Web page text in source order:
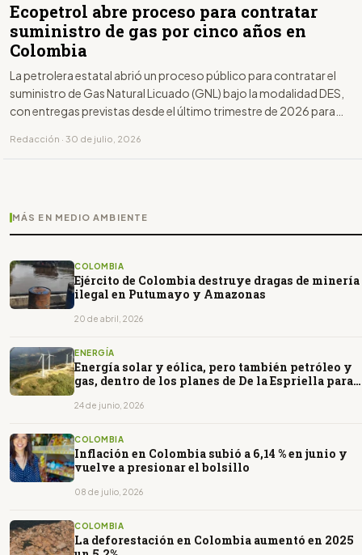
Ecopetrol abre proceso para contratar
suministro de gas por cinco años en
Colombia
La petrolera estatal abrió un proceso público para contratar el
suministro de Gas Natural Licuado (GNL) bajo la modalidad DES,
con entregas previstas desde el último trimestre de 2026 para
Redacción · 30 de julio, 2026
MÁS EN MEDIO AMBIENTE
COLOMBIA
Ejército de Colombia destruye dragas de minería
ilegal en Putumayo y Amazonas
20 de abril, 2026
ENERGÍA
Energía solar y eólica, pero también petróleo y
gas, dentro de los planes de De la Espriella para
24 de junio, 2026
COLOMBIA
Inflación en Colombia subió a 6,14 % en junio y
vuelve a presionar el bolsillo
08 de julio, 2026
COLOMBIA
La deforestación en Colombia aumentó en 2025